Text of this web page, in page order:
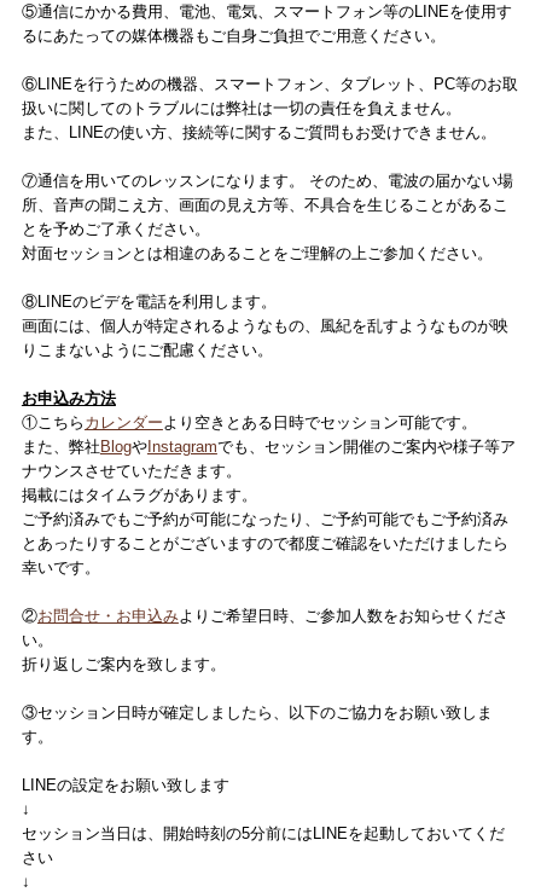
⑤通信にかかる費用、電池、電気、スマートフォン等のLINEを使用す
るにあたっての媒体機器もご自身ご負担でご用意ください。
⑥LINEを行うための機器、スマートフォン、タブレット、PC等のお取
扱いに関してのトラブルには弊社は一切の責任を負えません。
また、LINEの使い方、接続等に関するご質問もお受けできません。
⑦通信を用いてのレッスンになります。 そのため、電波の届かない場
所、音声の聞こえ方、画面の見え方等、不具合を生じることがあるこ
とを予めご了承ください。
対面セッションとは相違のあることをご理解の上ご参加ください。
⑧LINEのビデを電話を利用します。
画面には、個人が特定されるようなもの、風紀を乱すようなものが映
りこまないようにご配慮ください。
お申込み方法
①こちら カレンダー より空きとある日時でセッション可能です。
また、弊社BlogやInstagramでも、セッション開催のご案内や様子等ア
ナウンスさせていただきます。
掲載にはタイムラグがあります。
ご予約済みでもご予約が可能になったり、ご予約可能でもご予約済み
とあったりすることがございますので都度ご確認をいただけましたら
幸いです。
②お問合せ・お申込みよりご希望日時、ご参加人数をお知らせくださ
い。
折り返しご案内を致します。
③セッション日時が確定しましたら、以下のご協力をお願い致しま
す。
LINEの設定をお願い致します
↓
セッション当日は、開始時刻の5分前にはLINEを起動しておいてくだ
さい
↓